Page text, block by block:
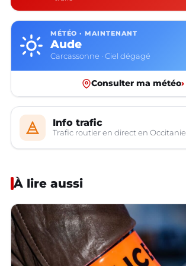
MÉTÉO · MAINTENANT
Aude
Carcassonne · Ciel dégagé
Consulter ma météo›
Info trafic
Trafic routier en direct en Occitanie
À lire aussi